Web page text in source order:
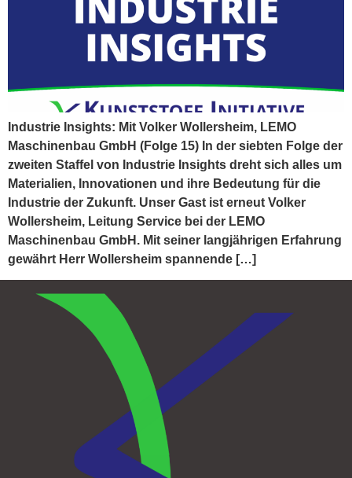
Industrie Insights: Mit Volker Wollersheim, LEMO
Maschinenbau GmbH (Folge 15) In der siebten Folge der
zweiten Staffel von Industrie Insights dreht sich alles um
Materialien, Innovationen und ihre Bedeutung für die
Industrie der Zukunft. Unser Gast ist erneut Volker
Wollersheim, Leitung Service bei der LEMO
Maschinenbau GmbH. Mit seiner langjährigen Erfahrung
gewährt Herr Wollersheim spannende […]